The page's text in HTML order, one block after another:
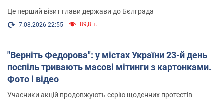
Це перший візит глави держави до Бєлграда
7.08.2026 22:55 89,8 т.
"Верніть Федорова": у містах України 23-й день
поспіль тривають масові мітинги з картонками.
Фото і відео
Учасники акцій продовжують серію щоденних протестів